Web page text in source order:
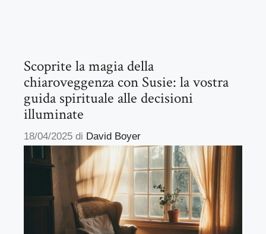
Scoprite la magia della
chiaroveggenza con Susie: la vostra
guida spirituale alle decisioni
illuminate
18/04/2025 di David Boyer